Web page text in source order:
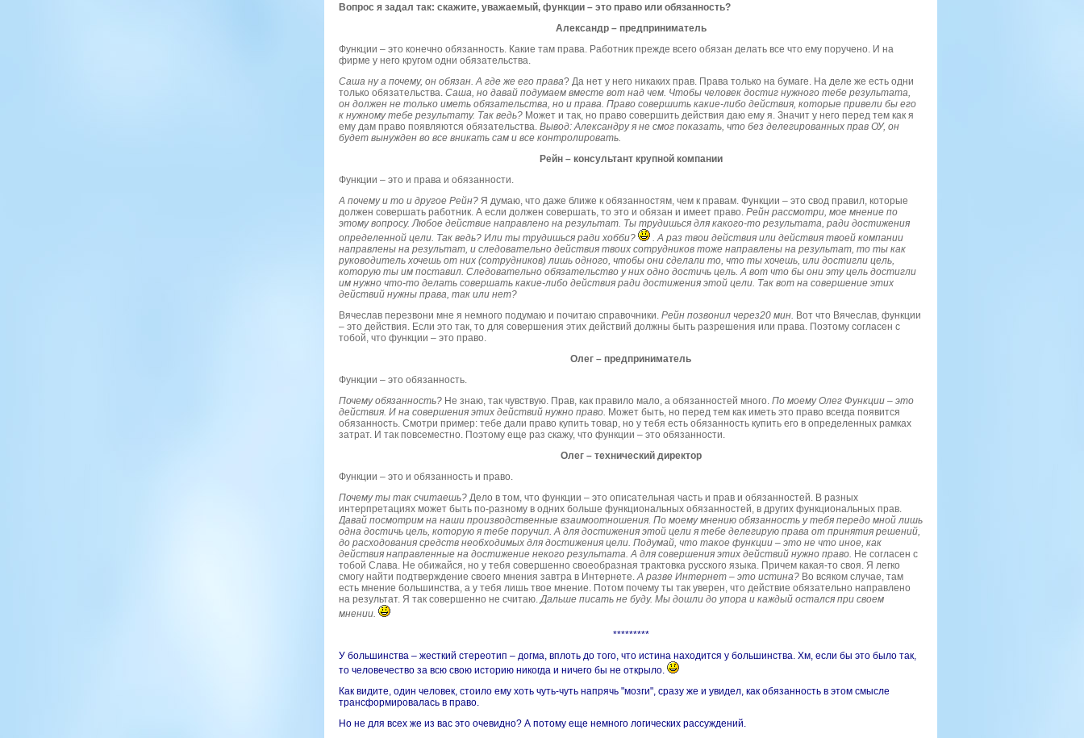
Вопрос я задал так: скажите, уважаемый, функции – это право или обязанность?
Александр – предприниматель
Функции – это конечно обязанность. Какие там права. Работник прежде всего обязан делать все что ему поручено. И на
фирме у него кругом одни обязательства.
Саша ну а почему, он обязан. А где же его права? Да нет у него никаких прав. Права только на бумаге. На деле же есть одни
только обязательства. Саша, но давай подумаем вместе вот над чем. Чтобы человек достиг нужного тебе результата,
он должен не только иметь обязательства, но и права. Право совершить какие-либо действия, которые привели бы его
к нужному тебе результату. Так ведь? Может и так, но право совершить действия даю ему я. Значит у него перед тем как я
ему дам право появляются обязательства. Вывод: Александру я не смог показать, что без делегированных прав ОУ, он
будет вынужден во все вникать сам и все контролировать.
Рейн – консультант крупной компании
Функции – это и права и обязанности.
А почему и то и другое Рейн? Я думаю, что даже ближе к обязанностям, чем к правам. Функции – это свод правил, которые
должен совершать работник. А если должен совершать, то это и обязан и имеет право. Рейн рассмотри, мое мнение по
этому вопросу. Любое действие направлено на результат. Ты трудишься для какого-то результата, ради достижения
определенной цели. Так ведь? Или ты трудишься ради хобби?
. А раз твои действия или действия твоей компании
направлены на результат, и следовательно действия твоих сотрудников тоже направлены на результат, то ты как
руководитель хочешь от них (сотрудников) лишь одного, чтобы они сделали то, что ты хочешь, или достигли цель,
которую ты им поставил. Следовательно обязательство у них одно достичь цель. А вот что бы они эту цель достигли
им нужно что-то делать совершать какие-либо действия ради достижения этой цели. Так вот на совершение этих
действий нужны права, так или нет?
Вячеслав перезвони мне я немного подумаю и почитаю справочники. Рейн позвонил через20 мин. Вот что Вячеслав, функции
– это действия. Если это так, то для совершения этих действий должны быть разрешения или права. Поэтому согласен с
тобой, что функции – это право.
Олег – предприниматель
Функции – это обязанность.
Почему обязанность? Не знаю, так чувствую. Прав, как правило мало, а обязанностей много. По моемуОлег Функции – это
действия. И на совершения этих действий нужно право. Может быть, но перед тем как иметь это право всегда появится
обязанность. Смотри пример: тебе дали право купить товар, но у тебя есть обязанность купить его в определенных рамках
затрат. И так повсеместно. Поэтому еще раз скажу, что функции – это обязанности.
Олег – технический директор
Функции – это и обязанность и право.
Почему ты так считаешь? Дело в том, что функции – это описательная часть и прав и обязанностей. В разных
интерпретациях может быть по-разному в одних больше функциональных обязанностей, в других функциональных прав.
Давай посмотрим на наши производственные взаимоотношения. По моемумнению обязанность у тебя передо мной лишь
одна достичь цель, которую я тебе поручил. А для достижения этой цели я тебе делегирую права от принятия решений,
до расходования средств необходимых для достижения цели. Подумай, что такое функции – это не что иное, как
действия направленные на достижение некого результата. А для совершения этих действий нужно право. Не согласен с
тобой Слава. Не обижайся, но у тебя совершенно своеобразная трактовка русского языка. Причем какая-то своя. Я легко
смогу найти подтверждение своего мнения завтра в Интернете.А разве Интернет – это истина? Во всяком случае, там
есть мнение большинства, а у тебя лишь твое мнение. Потом почему ты так уверен, что действие обязательно направлено
на результат. Я так совершенно не считаю.Дальше писать не буду. Мы дошли до упора и каждый остался при своем
мнении.
*********
У большинства – жесткий стереотип – догма, вплоть до того, что истина находится у большинства. Хм, если бы это было так,
то человечество за всю свою историю никогда и ничего бы не открыло.
Как видите, один человек, стоило ему хоть чуть-чуть напрячь "мозги", сразу же и увидел, как обязанность в этом смысле
трансформировалась в право.
Но не для всех же из вас это очевидно? А потому еще немного логических рассуждений.